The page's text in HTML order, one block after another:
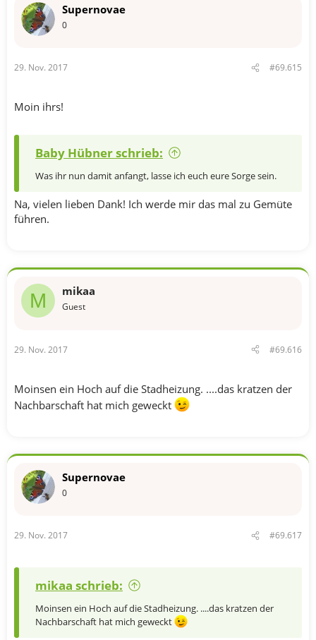
Supernovae
0
29. Nov. 2017 #69.615
Moin ihrs!
Baby Hübner schrieb:
Was ihr nun damit anfangt, lasse ich euch eure Sorge sein.
Na, vielen lieben Dank! Ich werde mir das mal zu Gemüte
führen.
M mikaa
Guest
29. Nov. 2017 #69.616
Moinsen ein Hoch auf die Stadheizung. ....das kratzen der
Nachbarschaft hat mich geweckt
Supernovae
0
29. Nov. 2017 #69.617
mikaa schrieb:
Moinsen ein Hoch auf die Stadheizung. ....das kratzen der
Nachbarschaft hat mich geweckt